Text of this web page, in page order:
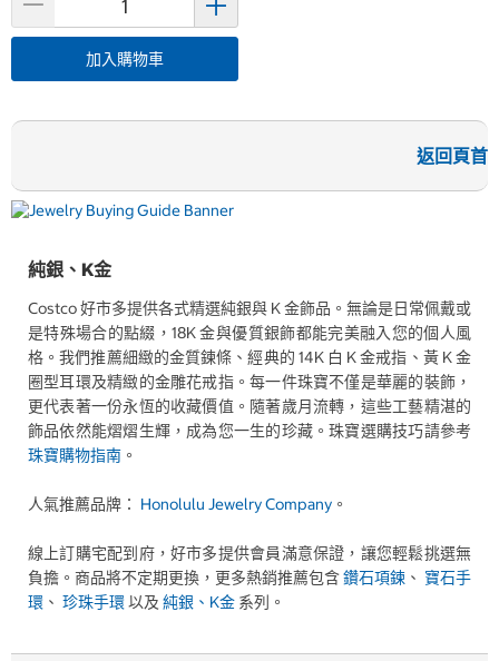
加入購物車
返回頁首
純銀、K金
Costco 好市多提供各式精選純銀與 K 金飾品。無論是日常佩戴或
是特殊場合的點綴，18K 金與優質銀飾都能完美融入您的個人風
格。我們推薦細緻的金質鍊條、經典的 14K 白 K 金戒指、黃 K 金
圈型耳環及精緻的金雕花戒指。每一件珠寶不僅是華麗的裝飾，
更代表著一份永恆的收藏價值。隨著歲月流轉，這些工藝精湛的
飾品依然能熠熠生輝，成為您一生的珍藏。珠寶選購技巧請參考
珠寶購物指南 。
人氣推薦品牌： Honolulu Jewelry Company 。
線上訂購宅配到府，好市多提供會員滿意保證，讓您輕鬆挑選無
負擔。商品將不定期更換，更多熱銷推薦包含鑽石項鍊 、 寶石手
環 、 珍珠手環以及 純銀、K金 系列。